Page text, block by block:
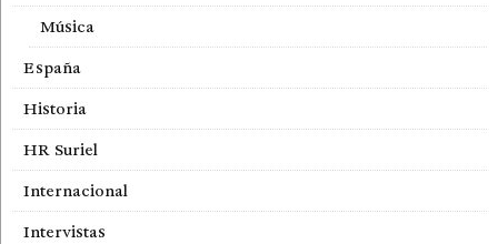
Música
España
Historia
HR Suriel
Internacional
Intervistas